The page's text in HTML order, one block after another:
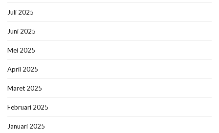
Juli 2025
Juni 2025
Mei 2025
April 2025
Maret 2025
Februari 2025
Januari 2025